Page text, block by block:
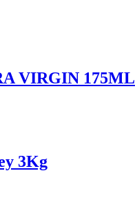
VIRGIN 175ML
3Kg